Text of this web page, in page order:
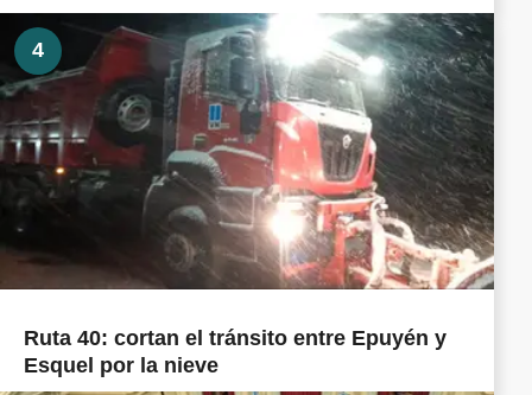
4
Ruta 40: cortan el tránsito entre Epuyén y
Esquel por la nieve